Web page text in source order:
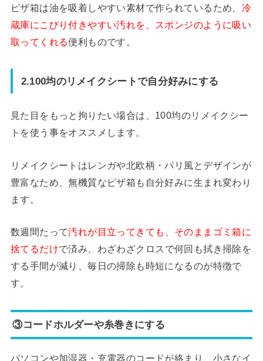
ピザ箱は油を吸着しやすい素材で作られているため、 冷
蔵庫にこびり付きやすい汚れを、スポンジのように吸い
取ってくれる便利ものです。
2.100均のリメイクシートで自分好みにする
見た目をもっと拘りたい場合は、100均のリメイクシー
トを使う事をオススメします。
リメイクシートはレンガや北欧柄・パリ風とデザインが
豊富なため、無機質なピザ箱も自分好みに生まれ変わり
ます。
数週間たって汚れが目立ってきても、そのままゴミ箱に
捨てるだけで済み、わざわざクロスで何回も拭き掃除を
する手間が減り、毎日の掃除も時短になるのが特徴で
す。
③コードホルダーや糸巻きにする
パソコンや加湿器・充電器のコードが絡まり、小さなイ